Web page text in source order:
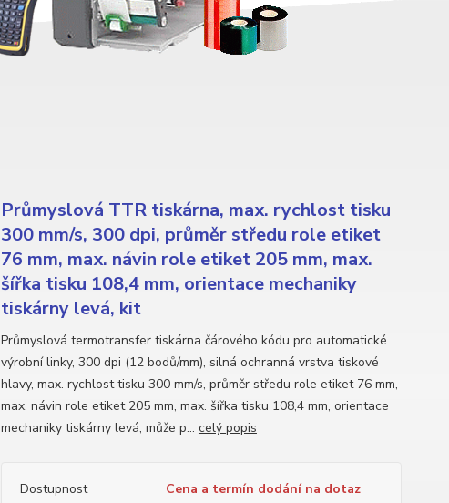
Průmyslová TTR tiskárna, max. rychlost tisku
300 mm/s, 300 dpi, průměr středu role etiket
76 mm, max. návin role etiket 205 mm, max.
šířka tisku 108,4 mm, orientace mechaniky
tiskárny levá, kit
Průmyslová termotransfer tiskárna čárového kódu pro automatické
výrobní linky, 300 dpi (12 bodů/mm), silná ochranná vrstva tiskové
hlavy, max. rychlost tisku 300 mm/s, průměr středu role etiket 76 mm,
max. návin role etiket 205 mm, max. šířka tisku 108,4 mm, orientace
mechaniky tiskárny levá, může p... celý popis
Dostupnost
Cena a termín dodání na dotaz